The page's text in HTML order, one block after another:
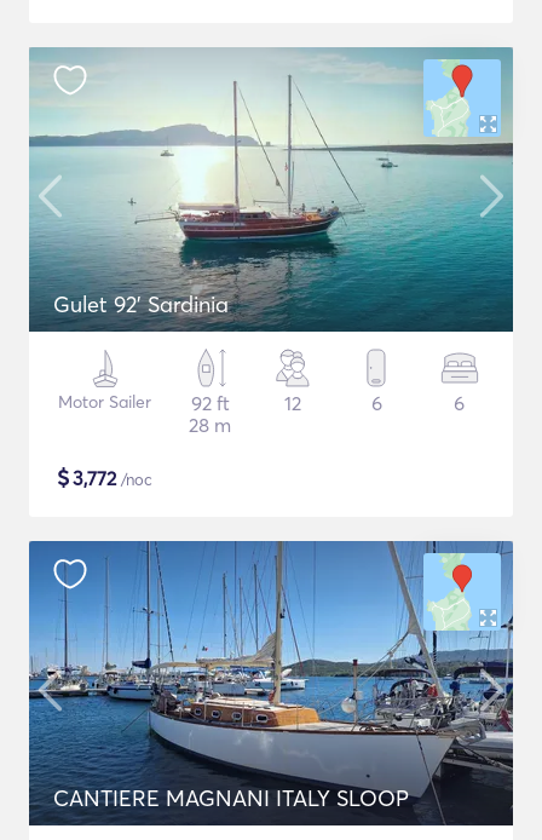
Gulet 92' Sardinia
Motor Sailer
92 ft
28 m
12 6 6
$3,772/noc
CANTIERE MAGNANI ITALY SLOOP